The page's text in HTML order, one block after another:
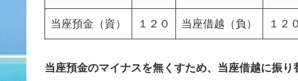
当座預金（資） １２０ 当座借越（負） １２０
当座預金のマイナスを無くすため、当座借越に振り